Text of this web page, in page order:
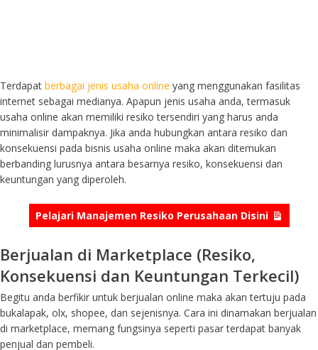
Terdapat berbagai jenis usaha online yang menggunakan fasilitas
internet sebagai medianya. Apapun jenis usaha anda, termasuk
usaha online akan memiliki resiko tersendiri yang harus anda
minimalisir dampaknya. Jika anda hubungkan antara resiko dan
konsekuensi pada bisnis usaha online maka akan ditemukan
berbanding lurusnya antara besarnya resiko, konsekuensi dan
keuntungan yang diperoleh.
Pelajari Manajemen Resiko Perusahaan Disini
Berjualan di Marketplace (Resiko,
Konsekuensi dan Keuntungan Terkecil)
Begitu anda berfikir untuk berjualan online maka akan tertuju pada
bukalapak, olx, shopee, dan sejenisnya. Cara ini dinamakan berjualan
di marketplace, memang fungsinya seperti pasar terdapat banyak
penjual dan pembeli.